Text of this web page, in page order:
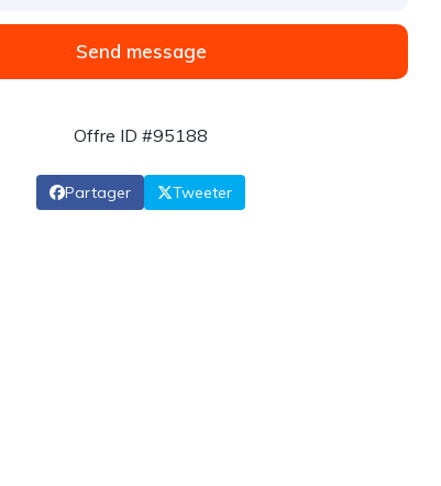
Send message
Offre ID #95188
Partager Tweeter